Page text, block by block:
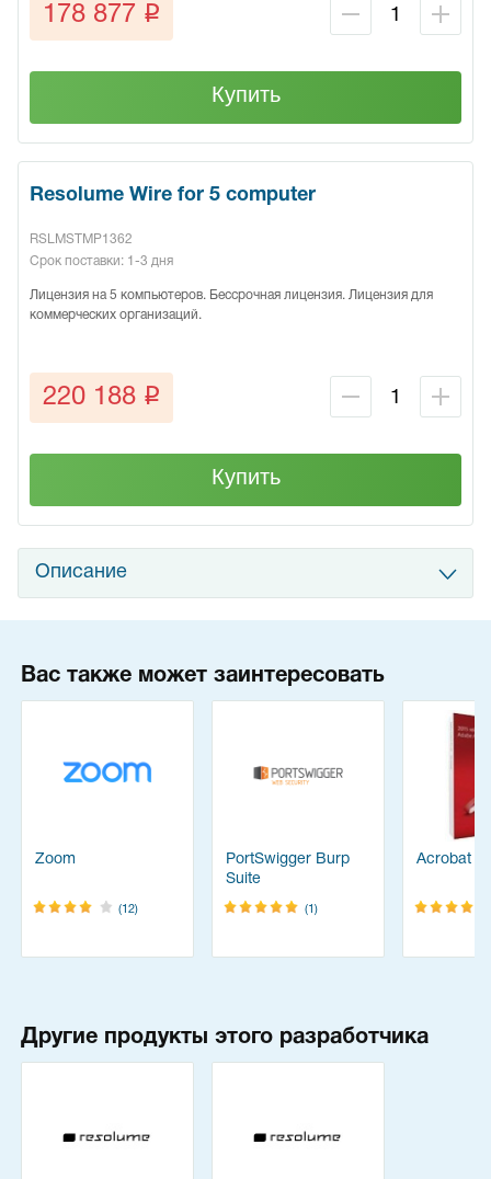
178 877 q
Купить
Resolume Wire for 5 computer
RSLMSTMP1362
Срок поставки: 1-3 дня
Лицензия на 5 компьютеров. Бессрочная лицензия. Лицензия для
коммерческих организаций.
220 188 q
Купить
Описание
Вас также может заинтересовать
Zoom
(12)
PortSwigger Burp
Suite
(1)
Acrobat
Другие продукты этого разработчика